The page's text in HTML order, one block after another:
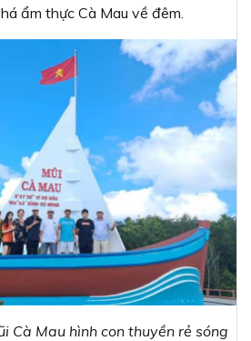
ẩm thực Cà Mau về đêm.
Cà Mau hình con thuyền rẻ sóng